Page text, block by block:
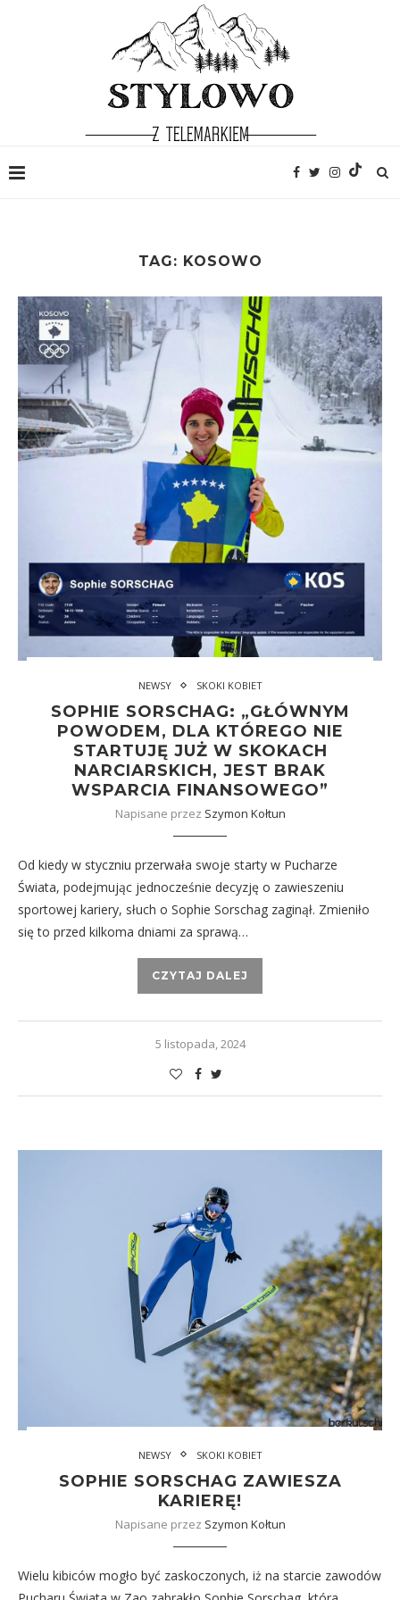
TAG: KOSOWO
NEWSY SKOKI KOBIET
SOPHIE SORSCHAG: „GŁÓWNYM
POWODEM, DLA KTÓREGO NIE
STARTUJĘ JUŻ W SKOKACH
NARCIARSKICH, JEST BRAK
WSPARCIA FINANSOWEGO”
Napisane przez Szymon Kołtun
Od kiedy w styczniu przerwała swoje starty w Pucharze
Świata, podejmując jednocześnie decyzję o zawieszeniu
sportowej kariery, słuch o Sophie Sorschag zaginął. Zmieniło
się to przed kilkoma dniami za sprawą…
CZYTAJ DALEJ
5 listopada, 2024
NEWSY SKOKI KOBIET
SOPHIE SORSCHAG ZAWIESZA
KARIERĘ!
Napisane przez Szymon Kołtun
Wielu kibiców mogło być zaskoczonych, iż na starcie zawodów